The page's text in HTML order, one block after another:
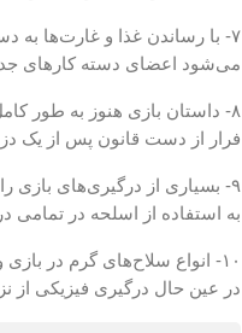
۷- با رساندن غذا و غارت‌ها به
می‌شود اعضای دسته کارهای
۸- داستان بازی هنوز به طور
فرار از دست قانون پس از یک
۹- بسیاری از درگیری‌های بازی
به استفاده از اسلحه در تمامی
۱۰- انواع سلاح‌های گرم در
در عین حال درگیری فیزیکی از